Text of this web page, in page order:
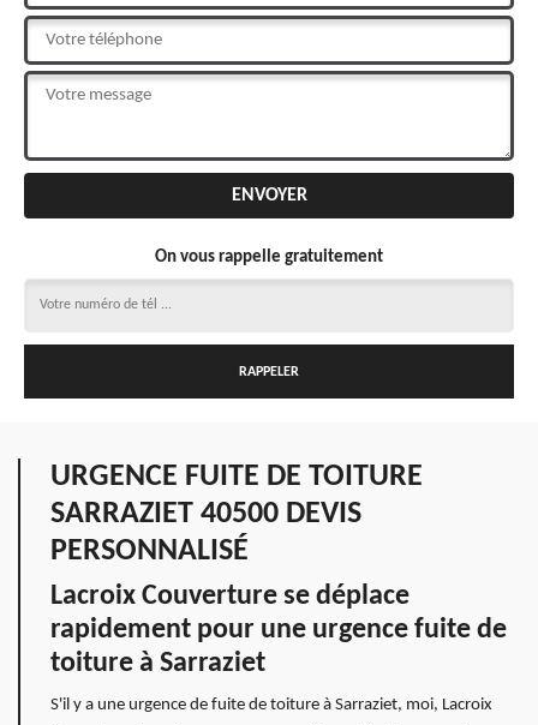
On vous rappelle gratuitement
URGENCE FUITE DE TOITURE
SARRAZIET 40500 DEVIS
PERSONNALISÉ
Lacroix Couverture se déplace
rapidement pour une urgence fuite de
toiture à Sarraziet
S'il y a une urgence de fuite de toiture à Sarraziet, moi, Lacroix